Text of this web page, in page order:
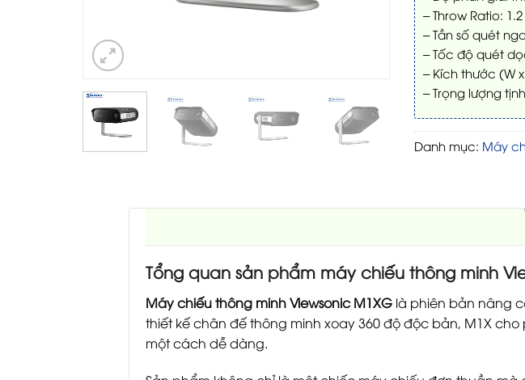
– Throw Ratio: 1.2
– Tần số quét
– Tốc độ quét
– Kích thước (W x
– Trọng lượng
Danh mục: Máy
Tổng quan sản phẩm máy chiếu thông minh
Máy chiếu thông minh Viewsonic M1XG là phiên bản nâng
thiết kế chân đế thông minh xoay 360 độ độc bản, M1X
một cách dễ dàng.